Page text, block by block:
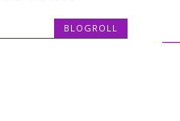
BLOGROLL